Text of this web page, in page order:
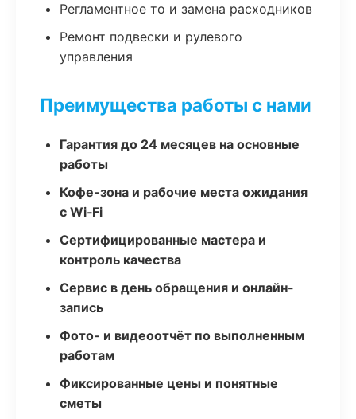
Регламентное то и замена расходников
Ремонт подвески и рулевого
управления
Преимущества работы с нами
Гарантия до 24 месяцев на основные
работы
Кофе-зона и рабочие места ожидания
с Wi‑Fi
Сертифицированные мастера и
контроль качества
Сервис в день обращения и онлайн-
запись
Фото- и видеоотчёт по выполненным
работам
Фиксированные цены и понятные
сметы